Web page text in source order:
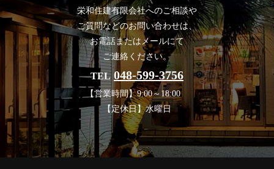
栄和住建有限会社へのご相談や
ご質問などのお問い合わせは、
お電話またはメールにて
ご連絡ください。
TEL 048-599-3756
【営業時間】9:00～18:00
【定休日】水曜日